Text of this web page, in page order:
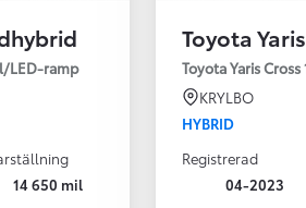
Från 324 900 kr
LED-ramp
14 650 mil
Toyota
Toyota Yaris
KRYLBO
HYBRID
Registrerad
04-2023